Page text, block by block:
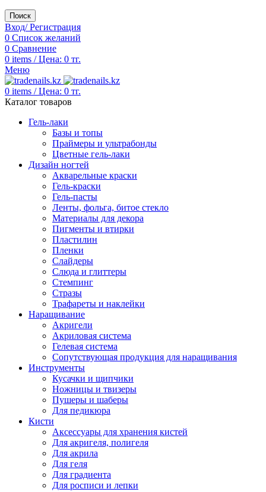
Поиск
Вход/ Регистрация
0 Список желаний
0 Сравнение
0 items / Цена: 0 тг.
Меню
0 items / Цена: 0 тг.
Каталог товаров
Гель-лаки
Базы и топы
Праймеры и ультрабонды
Цветные гель-лаки
Дизайн ногтей
Акварельные краски
Гель-краски
Гель-пасты
Ленты, фольга, битое стекло
Материалы для декора
Пигменты и втирки
Пластилин
Пленки
Слайдеры
Слюда и глиттеры
Стемпинг
Стразы
Трафареты и наклейки
Наращивание
Акригели
Акриловая система
Гелевая система
Сопутствующая продукция для наращивания
Инструменты
Кусачки и щипчики
Ножницы и твизеры
Пушеры и шаберы
Для педикюра
Кисти
Аксессуары для хранения кистей
Для акригеля, полигеля
Для акрила
Для геля
Для градиента
Для росписи и лепки